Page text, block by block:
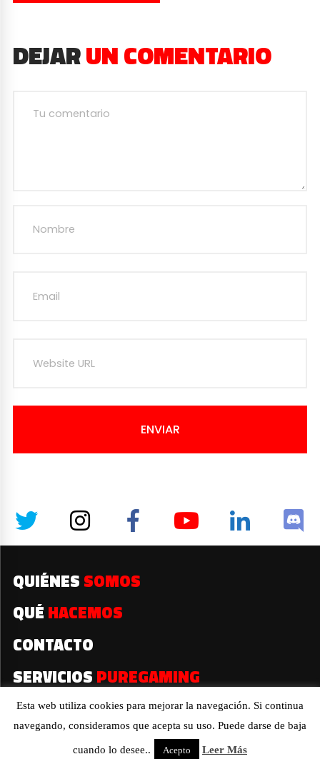
DEJARUN COMENTARIO
ENVIAR
QUIÉNES SOMOS
QUÉ HACEMOS
CONTACTO
SERVICIOS PUREGAMING
2019© Todos los derechos reservados
Esta web utiliza cookies para mejorar la navegación. Si continua
navegando, consideramos que acepta su uso. Puede darse de baja
cuando lo desee.. Acepto Leer Más